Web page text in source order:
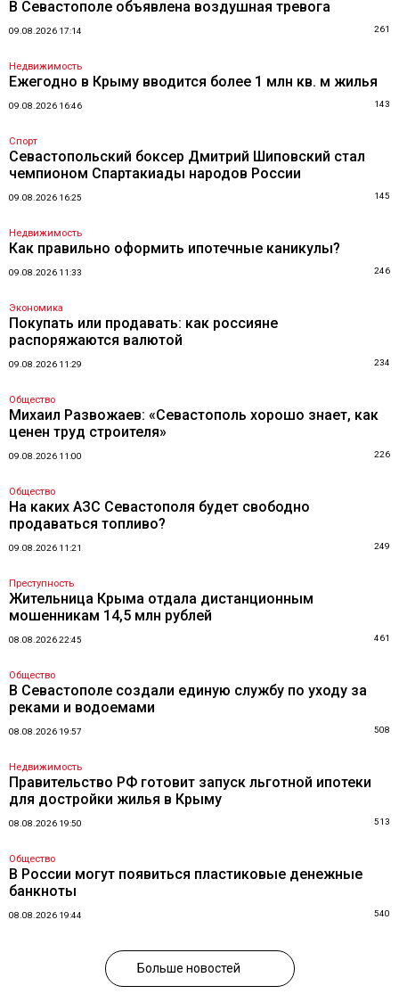
В Севастополе объявлена воздушная тревога
09.08.2026 17:14 261
Недвижимость
Ежегодно в Крыму вводится более 1 млн кв. м жилья
09.08.2026 16:46 143
Спорт
Севастопольский боксер Дмитрий Шиповский стал
чемпионом Спартакиады народов России
09.08.2026 16:25 145
Недвижимость
Как правильно оформить ипотечные каникулы?
09.08.2026 11:33 246
Экономика
Покупать или продавать: как россияне
распоряжаются валютой
09.08.2026 11:29 234
Общество
Михаил Развожаев: «Севастополь хорошо знает, как
ценен труд строителя»
09.08.2026 11:00 226
Общество
На каких АЗС Севастополя будет свободно
продаваться топливо?
09.08.2026 11:21 249
Преступность
Жительница Крыма отдала дистанционным
мошенникам 14,5 млн рублей
08.08.2026 22:45 461
Общество
В Севастополе создали единую службу по уходу за
реками и водоемами
08.08.2026 19:57 508
Недвижимость
Правительство РФ готовит запуск льготной ипотеки
для достройки жилья в Крыму
08.08.2026 19:50 513
Общество
В России могут появиться пластиковые денежные
банкноты
08.08.2026 19:44 540
Больше новостей